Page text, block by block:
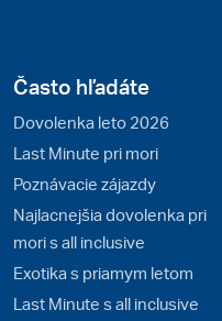
Často hľadáte
Dovolenka leto 2026
Last Minute pri mori
Poznávacie zájazdy
Najlacnejšia dovolenka pri
mori s all inclusive
Exotika s priamym letom
Last Minute s all inclusive